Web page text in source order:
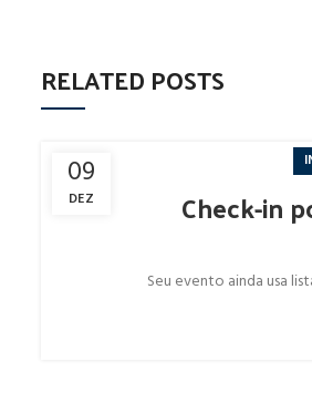
RELATED POSTS
09
DEZ Check-in
Seu evento ainda usa